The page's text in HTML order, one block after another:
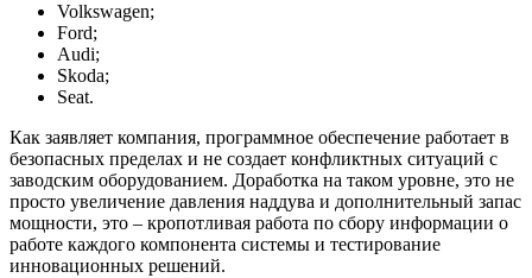
Volkswagen;
Ford;
Audi;
Skoda;
Seat.
Как заявляет компания, программное обеспечение работает в
безопасных пределах и не создает конфликтных ситуаций с
заводским оборудованием. Доработка на таком уровне, это не
просто увеличение давления наддува и дополнительный запас
мощности, это – кропотливая работа по сбору информации о
работе каждого компонента системы и тестирование
инновационных решений.